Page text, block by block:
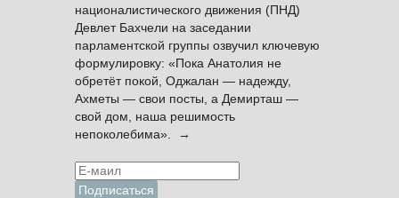
националистического движения (ПНД)
Девлет Бахчели на заседании
парламентской группы озвучил ключевую
формулировку: «Пока Анатолия не
обретёт покой, Оджалан — надежду,
Ахметы — свои посты, а Демирташ —
свой дом, наша решимость
непоколебима». →